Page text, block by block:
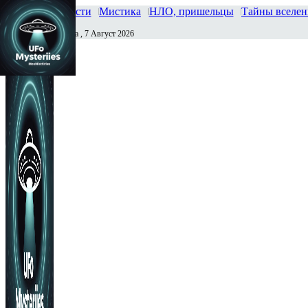
Главная Новости Мистика НЛО, пришельцы Тайны
Сегодня Пятница , 7 Август 2026